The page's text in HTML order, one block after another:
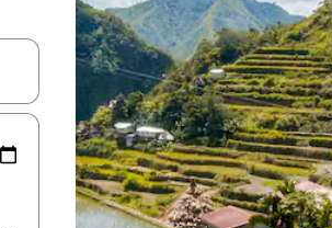
навігації сторінкою клавіші зі